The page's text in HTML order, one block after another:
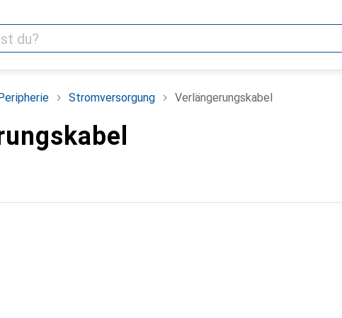
Stromversorgung Verlängerungskabel